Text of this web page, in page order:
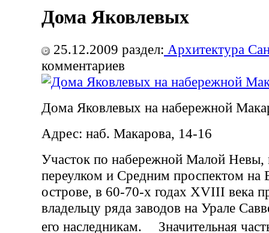
Дома Яковлевых
25.12.2009 раздел: Архитектура
комментариев
Дома Яковлевых на набережной
Адрес: наб. Макарова, 14-16
Участок по набережной Малой
переулком и Средним проспектом на
острове, в 60-70-х годах XVIII века
владельцу ряда заводов на Урале
его наследникам. Значительная